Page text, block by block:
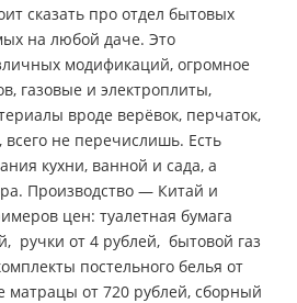
сказать про отдел бытовых
на любой даче. Это
модификаций, огромное
газовые и электроплиты,
вроде верёвок, перчаток,
всего не перечислишь. Есть
кухни, ванной и сада, а
Производство — Китай и
цен: туалетная бумага
ручки от 4 рублей, бытовой газ
постельного белья от
матрацы от 720 рублей, сборный